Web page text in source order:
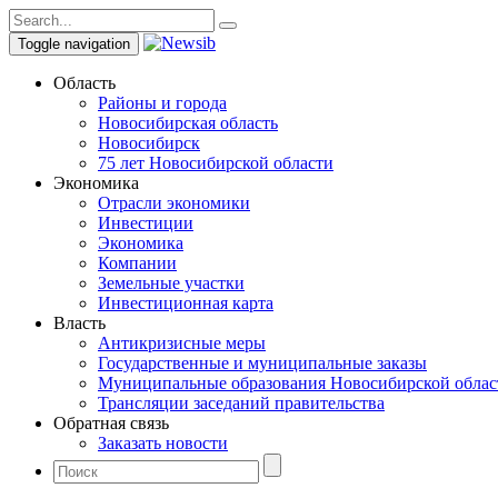
Toggle navigation
Область
Районы и города
Новосибирская область
Новосибирск
75 лет Новосибирской области
Экономика
Отрасли экономики
Инвестиции
Экономика
Компании
Земельные участки
Инвестиционная карта
Власть
Антикризисные меры
Государственные и муниципальные заказы
Муниципальные образования Новосибирской
Трансляции заседаний правительства
Обратная связь
Заказать новости